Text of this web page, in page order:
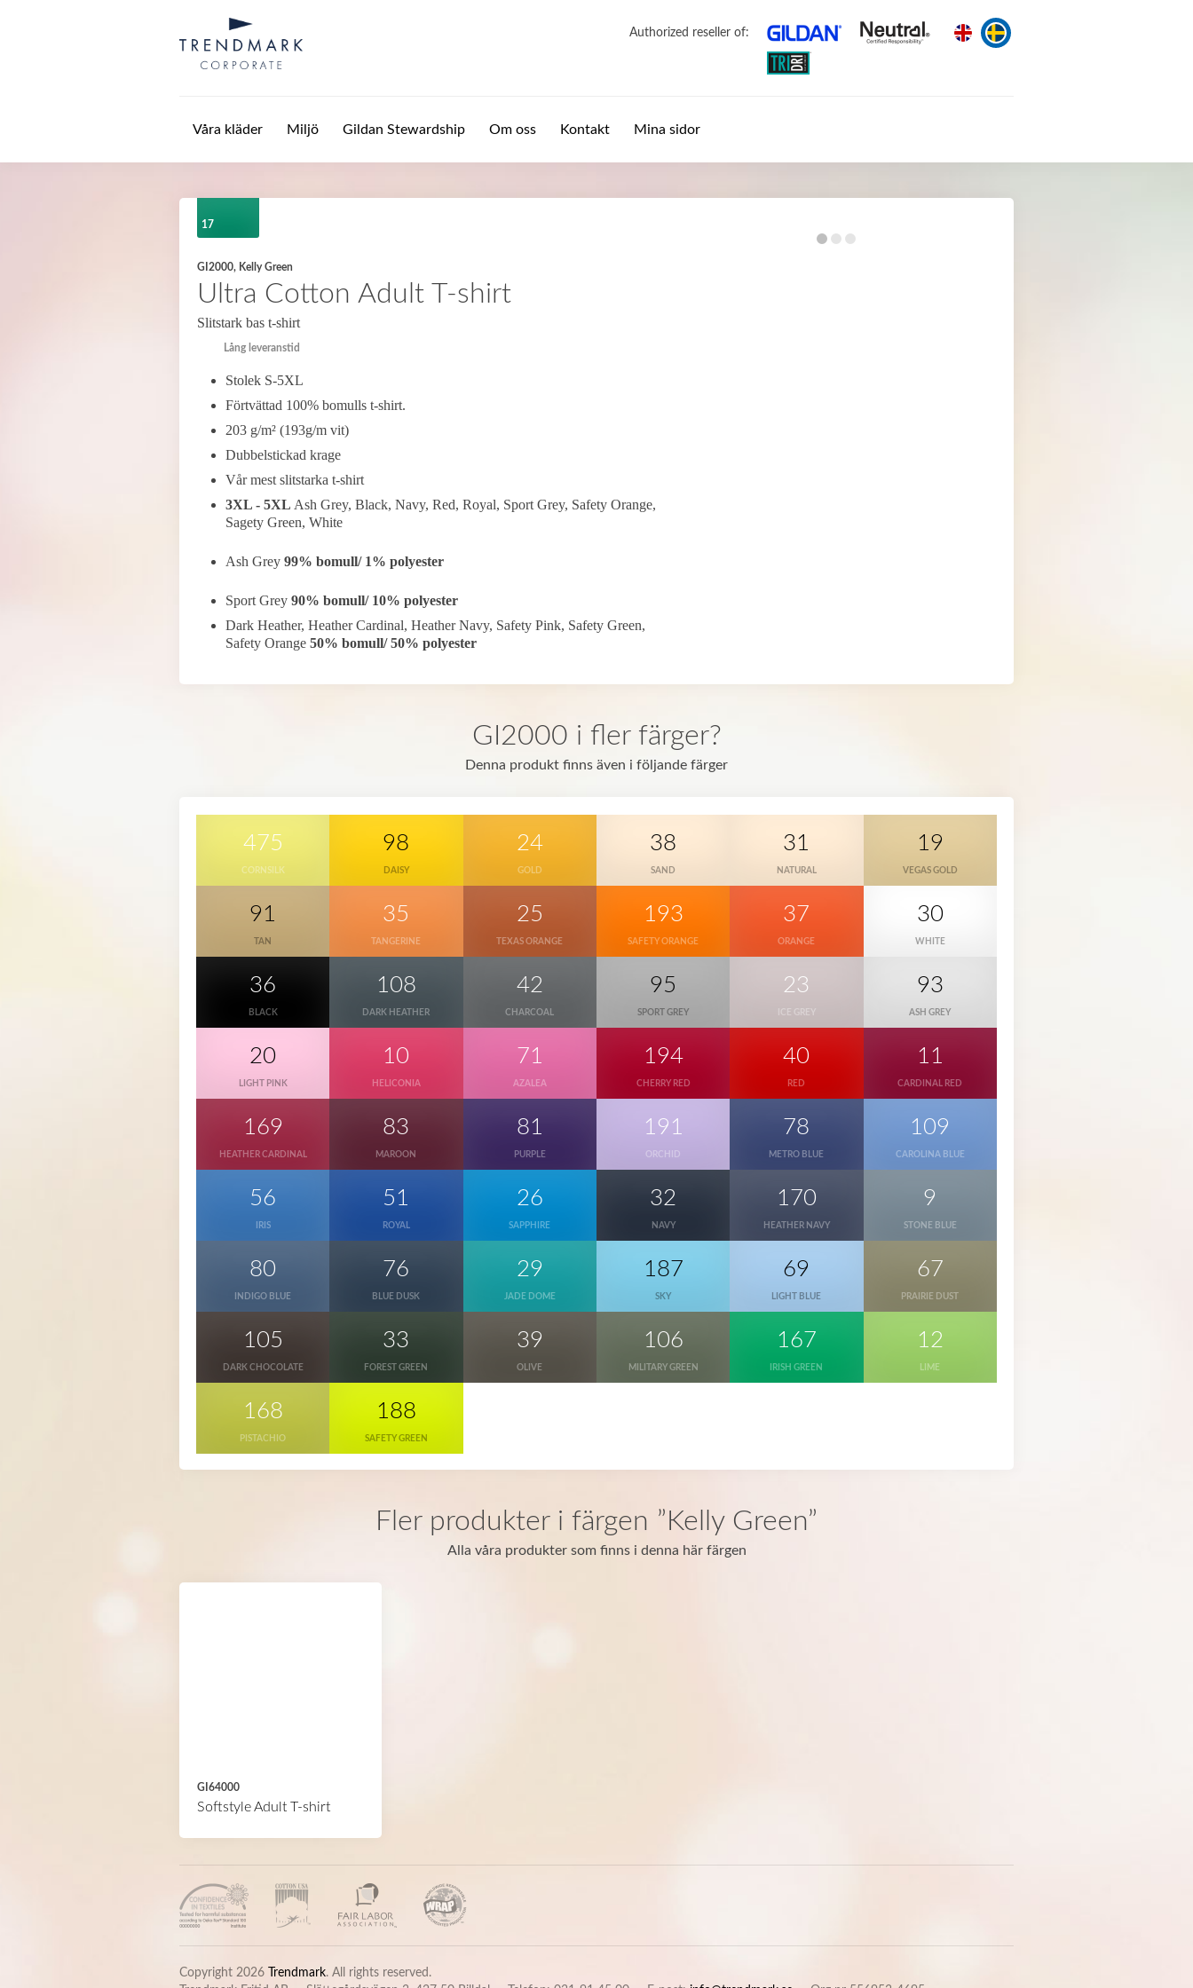
Authorized reseller of:
Våra kläder Miljö Gildan Stewardship Om oss Kontakt Mina sidor
17
GI2000, Kelly Green
Ultra Cotton Adult T-shirt
Slitstark bas t-shirt
Lång leveranstid
Stolek S-5XL
Förtvättad 100% bomulls t-shirt.
203 g/m² (193g/m vit)
Dubbelstickad krage
Vår mest slitstarka t-shirt
3XL - 5XL Ash Grey, Black, Navy, Red, Royal, Sport Grey, Safety Orange,
Sagety Green, White
Ash Grey 99% bomull/ 1% polyester
Sport Grey 90% bomull/ 10% polyester
Dark Heather, Heather Cardinal, Heather Navy, Safety Pink, Safety Green,
Safety Orange 50% bomull/ 50% polyester
GI2000 i fler färger?
Denna produkt finns även i följande färger
475
CORNSILK
98
DAISY
24
GOLD
38
SAND
31
NATURAL
19
VEGAS GOLD
91
TAN
35
TANGERINE
25
TEXAS ORANGE
193
SAFETY ORANGE
37
ORANGE
30
WHITE
36
BLACK
108
DARK HEATHER
42
CHARCOAL
95
SPORT GREY
23
ICE GREY
93
ASH GREY
20
LIGHT PINK
10
HELICONIA
71
AZALEA
194
CHERRY RED
40
RED
11
CARDINAL RED
169
HEATHER CARDINAL
83
MAROON
81
PURPLE
191
ORCHID
78
METRO BLUE
109
CAROLINA BLUE
56
IRIS
51
ROYAL
26
SAPPHIRE
32
NAVY
170
HEATHER NAVY
9
STONE BLUE
80
INDIGO BLUE
76
BLUE DUSK
29
JADE DOME
187
SKY
69
LIGHT BLUE
67
PRAIRIE DUST
105
DARK CHOCOLATE
33
FOREST GREEN
39
OLIVE
106
MILITARY GREEN
167
IRISH GREEN
12
LIME
168
PISTACHIO
188
SAFETY GREEN
Fler produkter i färgen ”Kelly Green”
Alla våra produkter som finns i denna här färgen
GI64000
Softstyle Adult T-shirt
Copyright 2026 Trendmark. All rights reserved.